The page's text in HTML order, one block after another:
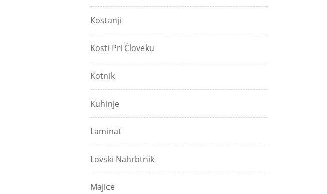
Kostanji
Kosti Pri Človeku
Kotnik
Kuhinje
Laminat
Lovski Nahrbtnik
Majice